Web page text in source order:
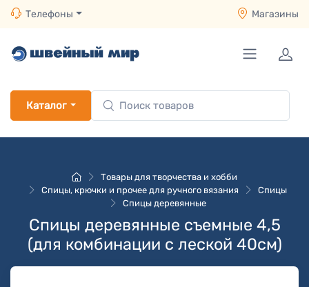
Телефоны Магазины
Каталог
Товары для творчества и хобби
Спицы, крючки и прочее для ручного вязания
Спицы
Спицы деревянные
Спицы деревянные съемные 4,5
(для комбинации с леской 40см)